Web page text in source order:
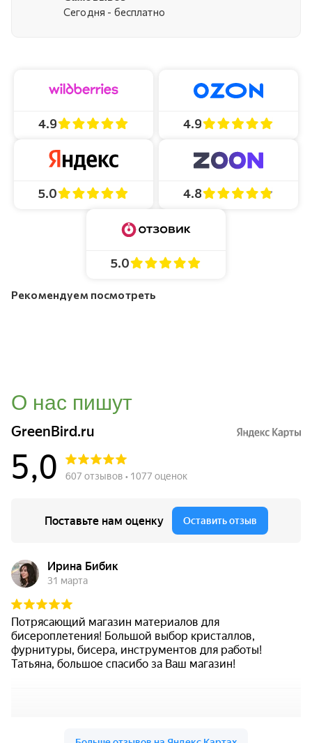
Cегодня - бесплатно
4.9 4.9
5.0 4.8
5.0
Рекомендуем посмотреть
О нас пишут